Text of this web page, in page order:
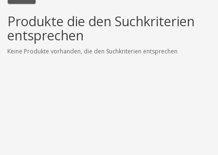
Produkte die den Suchkriterien
entsprechen
Keine Produkte vorhanden, die den Suchkriterien entsprechen